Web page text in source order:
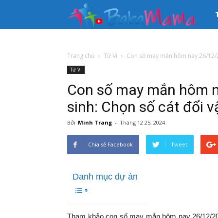
Trang chủ Tử Vi Con số may mắn hôm nay 26/
Tử Vi
Con số may mắn hôm
sinh: Chọn số cát đổi
Bởi Minh Trang - Tháng 12 25, 2024
Chia sẻ Facebook Tweet
Danh mục dự án
Tham khảo con số may mắn hôm nay 26/12/